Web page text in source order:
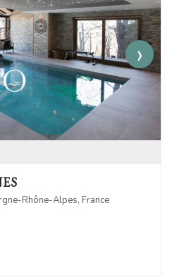
›
Rhône-Alpes, France